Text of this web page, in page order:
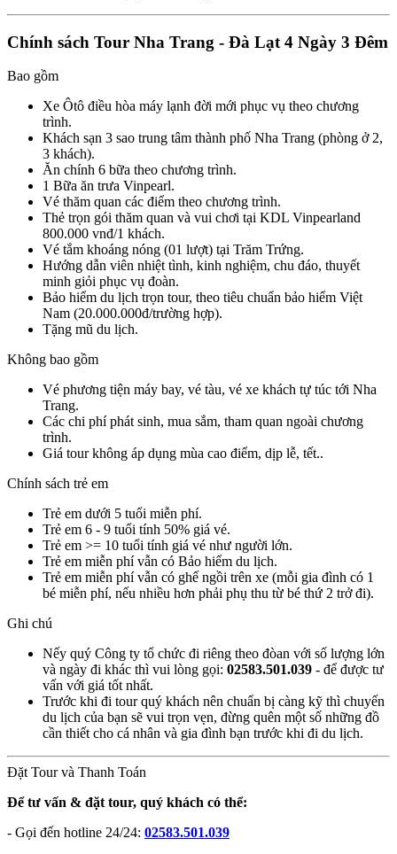
Chính sách Tour Nha Trang - Đà Lạt 4 Ngày 3 Đêm
Bao gồm
Xe Ôtô điều hòa máy lạnh đời mới phục vụ theo chương
trình.
Khách sạn 3 sao trung tâm thành phố Nha Trang (phòng ở 2,
3 khách).
Ăn chính 6 bữa theo chương trình.
1 Bữa ăn trưa Vinpearl.
Vé thăm quan các điểm theo chương trình.
Thẻ trọn gói thăm quan và vui chơi tại KDL Vinpearland
800.000 vnđ/1 khách.
Vé tắm khoáng nóng (01 lượt) tại Trăm Trứng.
Hướng dẫn viên nhiệt tình, kinh nghiệm, chu đáo, thuyết
minh giỏi phục vụ đoàn.
Bảo hiểm du lịch trọn tour, theo tiêu chuẩn bảo hiểm Việt
Nam (20.000.000đ/trường hợp).
Tặng mũ du lịch.
Không bao gồm
Vé phương tiện máy bay, vé tàu, vé xe khách tự túc tới Nha
Trang.
Các chi phí phát sinh, mua sắm, tham quan ngoài chương
trình.
Giá tour không áp dụng mùa cao điểm, dịp lễ, tết..
Chính sách trẻ em
Trẻ em dưới 5 tuổi miễn phí.
Trẻ em 6 - 9 tuổi tính 50% giá vé.
Trẻ em >= 10 tuổi tính giá vé như người lớn.
Trẻ em miễn phí vẫn có Bảo hiểm du lịch.
Trẻ em miễn phí vẫn có ghế ngồi trên xe (mỗi gia đình có 1
bé miễn phí, nếu nhiều hơn phải phụ thu từ bé thứ 2 trở đi).
Ghi chú
Nếy quý Công ty tổ chức đi riêng theo đòan với số lượng lớn
và ngày đi khác thì vui lòng gọi: 02583.501.039 - để được tư
vấn với giá tốt nhất.
Trước khi đi tour quý khách nên chuẩn bị càng kỹ thì chuyến
du lịch của bạn sẽ vui trọn vẹn, đừng quên một số những đồ
cần thiết cho cá nhân và gia đình bạn trước khi đi du lịch.
Đặt Tour và Thanh Toán
Để tư vấn & đặt tour, quý khách có thể:
- Gọi đến hotline 24/24: 02583.501.039